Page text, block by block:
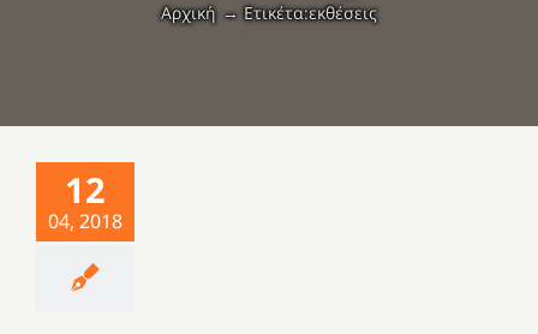
Αρχική Ετικέτα:εκθέσεις
12
04, 2018